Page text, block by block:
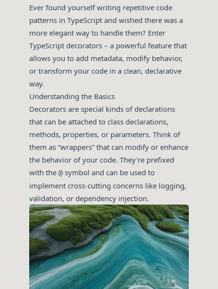
Ever found yourself writing repetitive code
patterns in TypeScript and wished there was a
more elegant way to handle them? Enter
TypeScript decorators – a powerful feature that
allows you to add metadata, modify behavior,
or transform your code in a clean, declarative
way.
Understanding the Basics
Decorators are special kinds of declarations
that can be attached to class declarations,
methods, properties, or parameters. Think of
them as “wrappers” that can modify or enhance
the behavior of your code. They’re prefixed
with the @ symbol and can be used to
implement cross-cutting concerns like logging,
validation, or dependency injection.